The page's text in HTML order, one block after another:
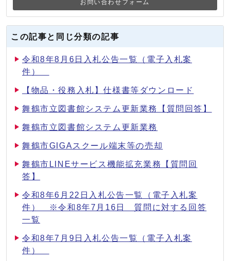
お問い合わせフォーム
この記事と同じ分類の記事
令和8年8月6日入札公告一覧（電子入札案
件）
【物品・役務入札】仕様書等ダウンロード
舞鶴市立図書館システム更新業務【質問回答】
舞鶴市立図書館システム更新業務
舞鶴市GIGAスクール端末等の売却
舞鶴市LINEサービス機能拡充業務【質問回
答】
令和8年6月22日入札公告一覧（電子入札案
件） ※令和8年7月16日 質問に対する回答
一覧
令和8年7月9日入札公告一覧（電子入札案
件）